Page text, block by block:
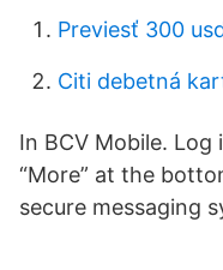
Previesť 300
Citi debetná
In BCV Mobile. Log
“More” at the
secure messaging